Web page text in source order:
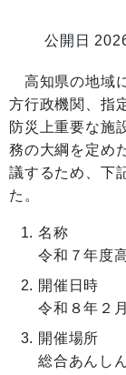
公開日
高知県の地域
方行政機関、指
防災上重要な施
務の大綱を定め
議するため、下
た。
名称
令和７年度
開催日時
令和８年２
開催場所
総合あんし